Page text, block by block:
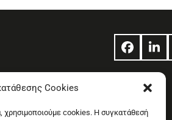
Cookies
χρησιμοποιούμε cookies. Η συγκατάθεσή